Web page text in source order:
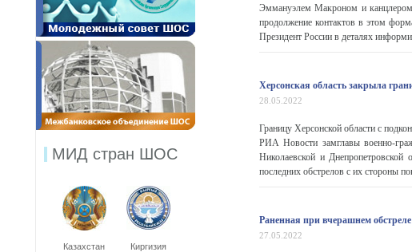
МИД стран ШОС
Казахстан Киргизия
Эммануэлем Макроном и
продолжение контактов в этом
Президент России в деталях
Херсонская область закрыла
28.05.2022
Границу Херсонской области с
РИА Новости замглавы военно-
Николаевской и Днепропетровской
последних обстрелов с их стороны
Раненная при вчерашнем
27.05.2022